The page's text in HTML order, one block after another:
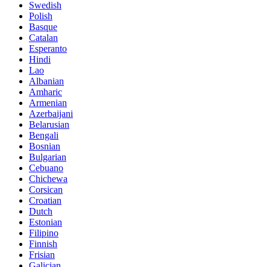
Swedish
Polish
Basque
Catalan
Esperanto
Hindi
Lao
Albanian
Amharic
Armenian
Azerbaijani
Belarusian
Bengali
Bosnian
Bulgarian
Cebuano
Chichewa
Corsican
Croatian
Dutch
Estonian
Filipino
Finnish
Frisian